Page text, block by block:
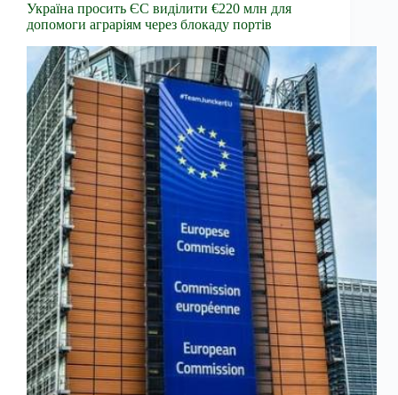
Україна просить ЄС виділити €220 млн для
допомоги аграріям через блокаду портів